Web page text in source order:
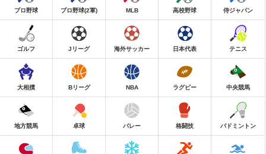
プロ野球 プロ野球(2軍) MLB 高校野球 侍ジャパン
ゴルフ Jリーグ 海外サッカー 日本代表 テニス
大相撲 Bリーグ NBA ラグビー 中央競馬
地方競馬 卓球 バレー 格闘技 バドミントン